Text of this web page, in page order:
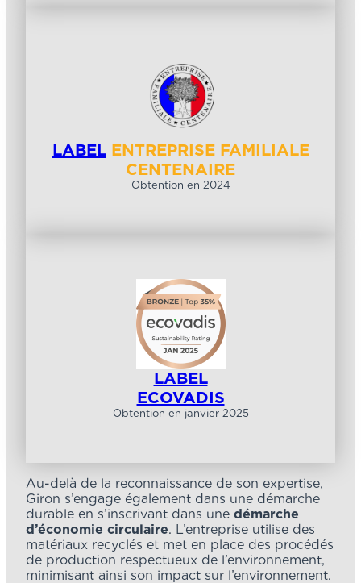
LABELENTREPRISE FAMILIALE
CENTENAIRE
Obtention en 2024
LABEL
ECOVADIS
Obtention en janvier 2025
Au-delà de la reconnaissance de son expertise,
Giron s’engage également dans une démarche
durable en s’inscrivant dans une démarche
d’économie circulaire. L’entreprise utilise des
matériaux recyclés et met en place des procédés
de production respectueux de l’environnement,
minimisant ainsi son impact sur l’environnement.